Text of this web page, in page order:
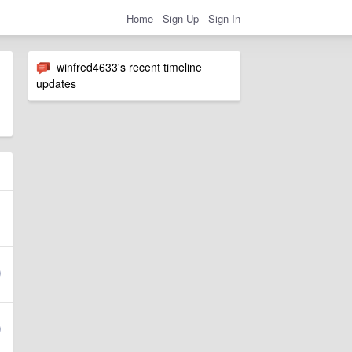
Home Sign Up Sign In
winfred4633's recent timeline
updates